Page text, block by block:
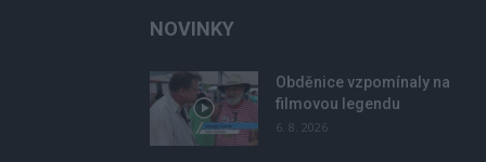
NOVINKY
Obděnice vzpomínaly na
filmovou legendu
6. 8. 2026